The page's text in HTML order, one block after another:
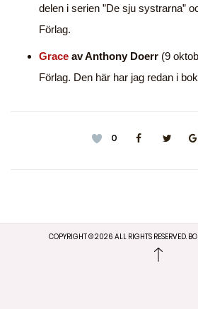
delen i serien ”De sju systrarna”
Förlag.
Grace av Anthony Doerr (9
Förlag. Den här har jag redan i
0
COPYRIGHT ©2026 ALL RIGHTS RESERVED.